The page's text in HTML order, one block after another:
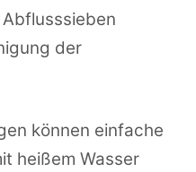
der
können einfache
heißem Wasser